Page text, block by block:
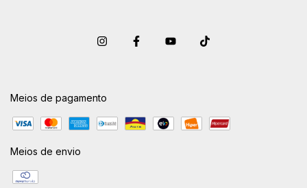
Meios de pagamento
Meios de envio